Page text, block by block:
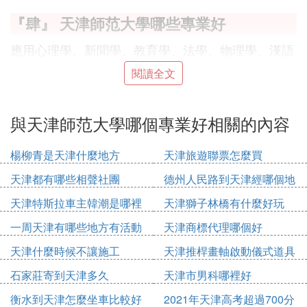
『肆』 天津師范大學哪些專業好
應用心理學、新聞學、教育學、法學、物理學、漢語
言文學、英語都是一本學科。
心理學 新聞學 還有日語系
『陸』 天津師范大學哪個專業好呢
要知道天師大是文科強滴~
心理學
新聞
文學
還有師大女生多
閱讀全文
與天津師范大學哪個專業好相關的內容
楊柳青是天津什麼地方
天津旅遊聯票怎麼買
天津都有哪些相聲社團
德州人民路到天津經哪個地
方
天津特斯拉車主韓潮是哪裡
天津獅子林橋有什麼好玩
一周天津有哪些地方有活動
天津商標代理哪個好
天津什麼時候不讓施工
天津推桿畫軸啟動儀式道具
多少錢
石家莊寄到天津多久
天津市男科哪裡好
衡水到天津怎麼坐車比較好
2021年天津高考超過700分